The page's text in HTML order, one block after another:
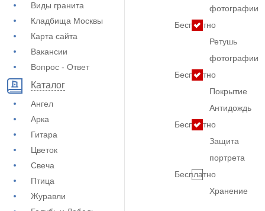
Виды гранита
Кладбища Москвы
Карта сайта
Вакансии
Вопрос - Ответ
Каталог
Ангел
Арка
Гитара
Цветок
Свеча
Птица
Журавли
фотографии
Бесплатно
Ретушь
фотографии
Бесплатно
Покрытие
Антидождь
Бесплатно
Защита
портрета
Бесплатно
Хранение